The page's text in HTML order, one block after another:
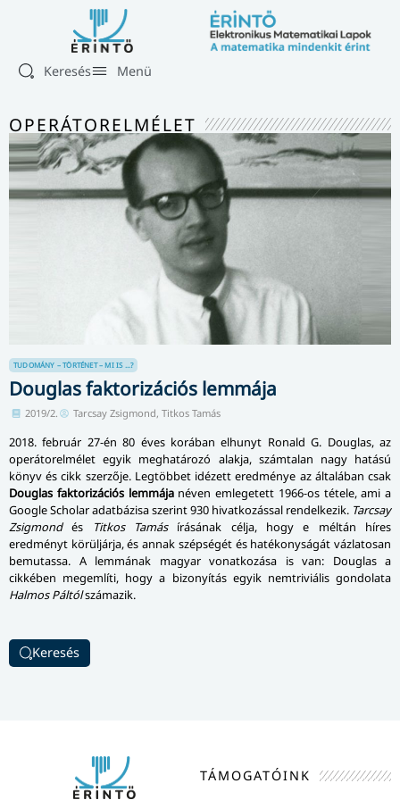
Keresés Menü
OPERÁTORELMÉLET
TUDOMÁNY – TÖRTÉNET – MI IS ...?
Douglas faktorizációs lemmája
2019/2. Tarcsay Zsigmond, Titkos Tamás
2018. február 27-én 80 éves korában elhunyt Ronald G. Douglas, az
operátorelmélet egyik meghatározó alakja, számtalan nagy hatású
könyv és cikk szerzője. Legtöbbet idézett eredménye az általában csak
Douglas faktorizációs lemmájanéven emlegetett 1966-os tétele, ami a
Google Scholar adatbázisa szerint 930 hivatkozással rendelkezik. Tarcsay
Zsigmondés Titkos Tamásírásának célja, hogy e méltán híres
eredményt körüljárja, és annak szépségét és hatékonyságát vázlatosan
bemutassa. A lemmának magyar vonatkozása is van: Douglas a
cikkében megemlíti, hogy a bizonyítás egyik nemtriviális gondolata
Halmos Páltólszámazik.
Keresés
TÁMOGATÓINK